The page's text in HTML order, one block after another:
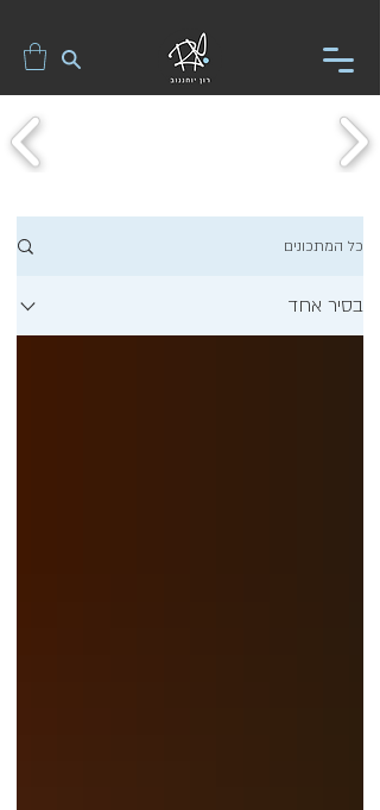
כל המתכונים
בסיר אחד